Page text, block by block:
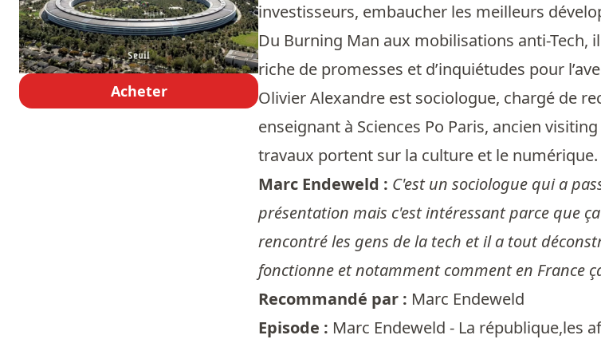
Acheter
investisseurs, embaucher les meilleurs
Du Burning Man aux mobilisations anti-
riche de promesses et d’inquiétudes pour
Olivier Alexandre est sociologue, chargé de
enseignant à Sciences Po Paris, ancien
travaux portent sur la culture et le numérique.
Marc Endeweld : C'est un sociologue qui a
présentation mais c'est intéressant parce que
rencontré les gens de la tech et il a tout
fonctionne et notamment comment en France
Recommandé par : Marc Endeweld
Episode : Marc Endeweld - La république,les